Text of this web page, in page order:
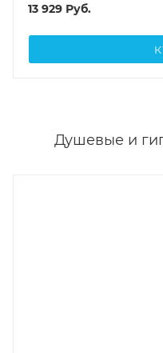
13 929 Руб.
Душевые и